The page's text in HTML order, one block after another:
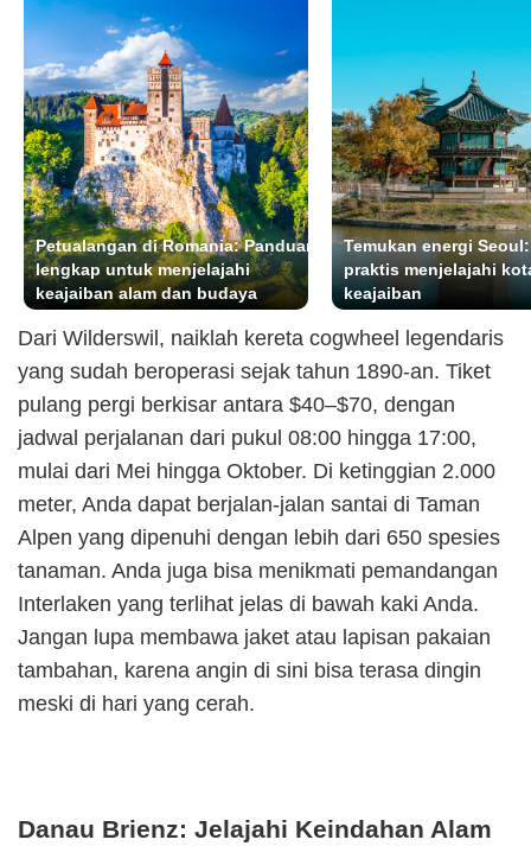
Petualangan di Romania: Panduan
lengkap untuk menjelajahi
keajaiban alam dan budaya
Temukan energi
praktis menjelajahi
keajaiban
Dari Wilderswil, naiklah kereta cogwheel legendaris
yang sudah beroperasi sejak tahun 1890-an. Tiket
pulang pergi berkisar antara $40–$70, dengan
jadwal perjalanan dari pukul 08:00 hingga 17:00,
mulai dari Mei hingga Oktober. Di ketinggian 2.000
meter, Anda dapat berjalan-jalan santai di Taman
Alpen yang dipenuhi dengan lebih dari 650 spesies
tanaman. Anda juga bisa menikmati pemandangan
Interlaken yang terlihat jelas di bawah kaki Anda.
Jangan lupa membawa jaket atau lapisan pakaian
tambahan, karena angin di sini bisa terasa dingin
meski di hari yang cerah.
Danau Brienz: Jelajahi Keindahan Alam